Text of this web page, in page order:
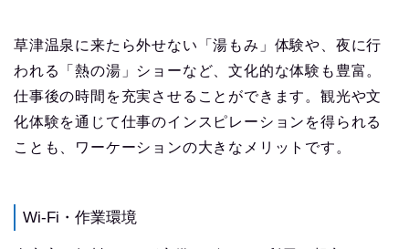
草津温泉に来たら外せない「湯もみ」体験や、夜に行
われる「熱の湯」ショーなど、文化的な体験も豊富。
仕事後の時間を充実させることができます。観光や文
化体験を通じて仕事のインスピレーションを得られる
ことも、ワーケーションの大きなメリットです。
Wi-Fi・作業環境